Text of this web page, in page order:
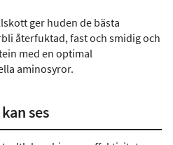
ger huden de bästa
återfuktad, fast och smidig och
med en optimal
aminosyror.
ses